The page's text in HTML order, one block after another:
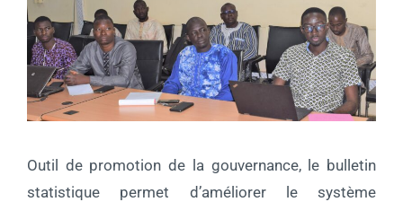
Outil de promotion de la gouvernance, le bulletin
statistique permet d’améliorer le système